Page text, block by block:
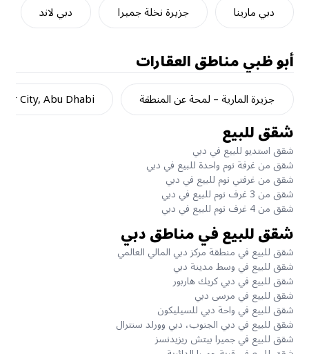
دبي مارينا جزيرة نخلة جميرا دبي لاند
أبو ظبيمناطق العقارات
جزيرة المارية – لمحة عن المنطقة City, Abu Dhabi
شقق للبيع
شقق استديو للبيع في دبي
شقق من غرفة نوم واحدة للبيع في دبي
شقق من غرفتي نوم للبيع في دبي
شقق من 3 غرف نوم للبيع في دبي
شقق من 4 غرف نوم للبيع في دبي
شقق للبيع في مناطق دبي
شقق للبيع في منطقة مركز دبي المالي العالمي
شقق للبيع في وسط مدينة دبي
شقق للبيع في دبي كريك هاربور
شقق للبيع في مرسى دبي
شقق للبيع في واحة دبي للسيليكون
شقق للبيع في دبي الجنوب، دبي وورلد سنترال
شقق للبيع في جميرا بيتش ريزيدنسز